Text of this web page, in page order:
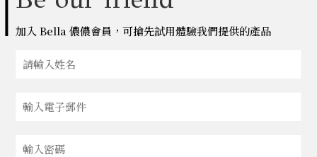
加入 Bella 儂儂會員，可搶先試用體驗我們提供的產品